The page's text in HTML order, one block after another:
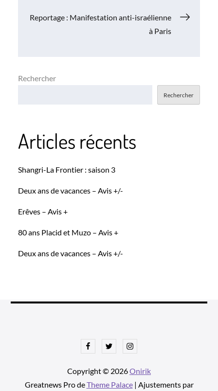
de
Reportage : Manifestation anti-israélienne
à Paris
Rechercher
Rechercher
Articles récents
Shangri-La Frontier : saison 3
Deux ans de vacances – Avis +/-
Erêves – Avis +
80 ans Placid et Muzo – Avis +
Deux ans de vacances – Avis +/-
FacebookTwitterInstagram
Copyright © 2026Onirik
Greatnews Pro deTheme Palace| Ajustements par